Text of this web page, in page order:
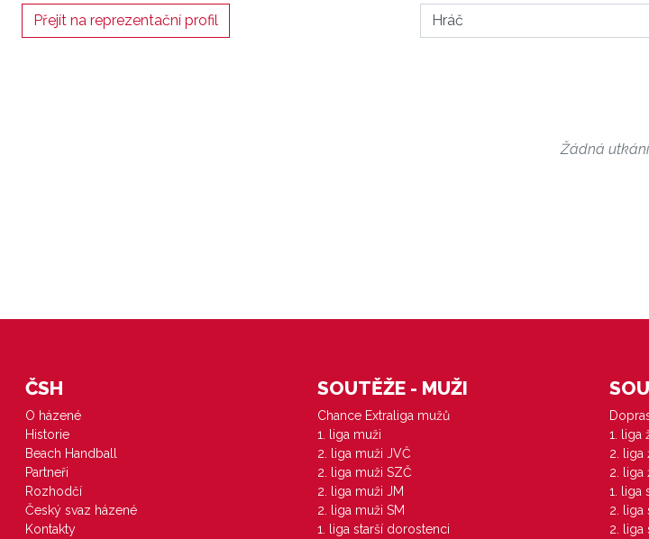
Přejít na reprezentační profil
Žádná
ČSH
O házené
Historie
Beach Handball
Partneři
Rozhodčí
Český svaz házené
Kontakty
SOUTĚŽE - MUŽI
Chance Extraliga mužů
1. liga muži
2. liga muži JVČ
2. liga muži SZČ
2. liga muži JM
2. liga muži SM
1. liga starší dorostenci
1. liga
2. liga
2. liga
1. liga
2. liga
2. liga